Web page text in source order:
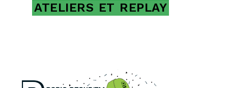
ATELIERS ET REPLAY